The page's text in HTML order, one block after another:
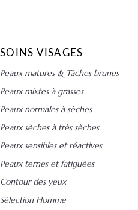
SOINS VISAGES
Peaux matures & Tâches brunes
Peaux mixtes à grasses
Peaux normales à sèches
Peaux sèches à très sèches
Peaux sensibles et réactives
Peaux ternes et fatiguées
Contour des yeux
Sélection Homme